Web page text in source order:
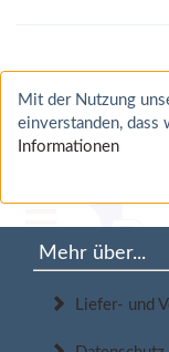
Mit der Nutzung
einverstanden,
Informationen
Mehr über...
Liefer- und